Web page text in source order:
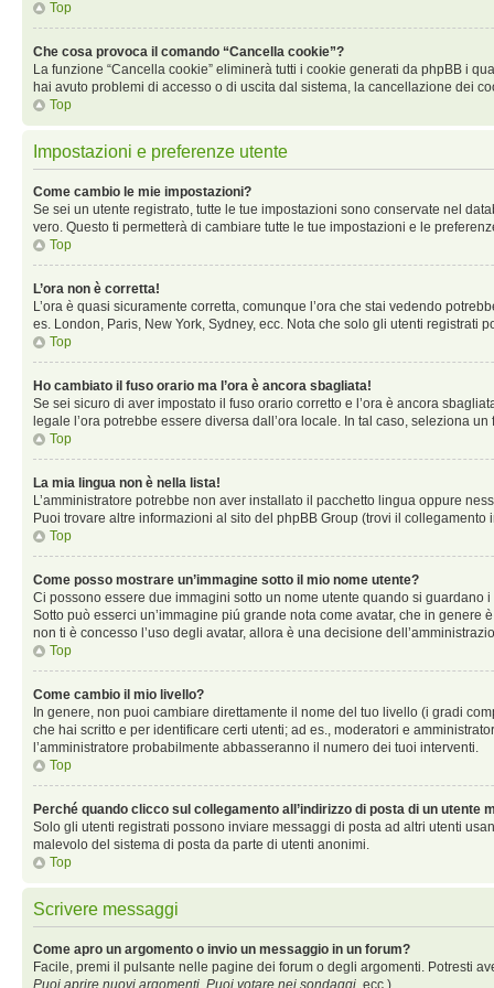
Top
Che cosa provoca il comando “Cancella cookie”?
La funzione “Cancella cookie” eliminerà tutti i cookie generati da phpBB i
hai avuto problemi di accesso o di uscita dal sistema, la cancellazione dei
Top
Impostazioni e preferenze utente
Come cambio le mie impostazioni?
Se sei un utente registrato, tutte le tue impostazioni sono conservate nel
vero. Questo ti permetterà di cambiare tutte le tue impostazioni e le
Top
L’ora non è corretta!
L’ora è quasi sicuramente corretta, comunque l’ora che stai vedendo
es. London, Paris, New York, Sydney, ecc. Nota che solo gli utenti registrati
Top
Ho cambiato il fuso orario ma l’ora è ancora sbagliata!
Se sei sicuro di aver impostato il fuso orario corretto e l’ora è ancora
legale l’ora potrebbe essere diversa dall’ora locale. In tal caso, seleziona
Top
La mia lingua non è nella lista!
L’amministratore potrebbe non aver installato il pacchetto lingua oppure
Puoi trovare altre informazioni al sito del phpBB Group (trovi il collegamento
Top
Come posso mostrare un’immagine sotto il mio nome utente?
Ci possono essere due immagini sotto un nome utente quando si
Sotto può esserci un’immagine piú grande nota come avatar, che in
non ti è concesso l’uso degli avatar, allora è una decisione
Top
Come cambio il mio livello?
In genere, non puoi cambiare direttamente il nome del tuo livello (i gradi
che hai scritto e per identificare certi utenti; ad es., moderatori e
l’amministratore probabilmente abbasseranno il numero dei tuoi interventi.
Top
Perché quando clicco sul collegamento all’indirizzo di posta di un utente
Solo gli utenti registrati possono inviare messaggi di posta ad altri utenti
malevolo del sistema di posta da parte di utenti anonimi.
Top
Scrivere messaggi
Come apro un argomento o invio un messaggio in un forum?
Facile, premi il pulsante nelle pagine dei forum o degli argomenti. Potresti
Puoi aprire nuovi argomenti Puoi votare nei sondaggi , ecc.).